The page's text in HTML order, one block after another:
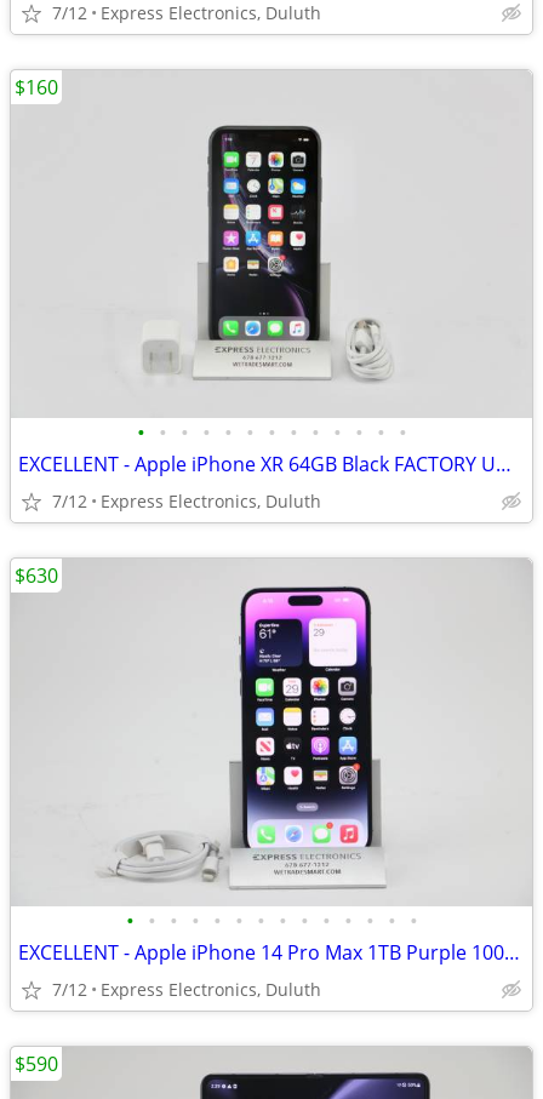
7/12 Express Electronics, Duluth
• • • • • • • • • • • • •
EXCELLENT - Apple iPhone XR 64GB Black FACTORY UNLOCKED
7/12 Express Electronics, Duluth
$160
• • • • • • • • • • • • • •
EXCELLENT - Apple iPhone 14 Pro Max 1TB Purple 100%BH FACTORY UNLOCKED
7/12 Express Electronics, Duluth
$630
$590